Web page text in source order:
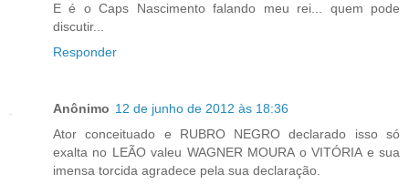
E é o Caps Nascimento falando meu rei... quem pode
discutir...
Responder
Anônimo 12 de junho de 2012 às 18:36
Ator conceituado e RUBRO NEGRO declarado isso só
exalta no LEÃO valeu WAGNER MOURA o VITÓRIA e sua
imensa torcida agradece pela sua declaração.